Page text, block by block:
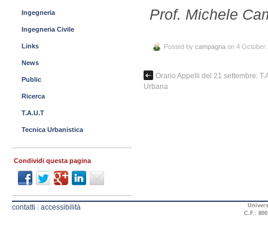
Prof. Michele
Posted by campagna on 4 October
Orario Appelli del 21 settembre:
Urbana
Ingegneria
Ingegneria Civile
Links
News
Public
Ricerca
T.A.U.T
Tecnica Urbanistica
Condividi questa pagina
contatti | accessibilità
C.F.: